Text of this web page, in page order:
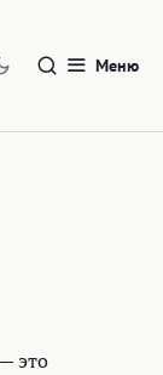
Меню
это